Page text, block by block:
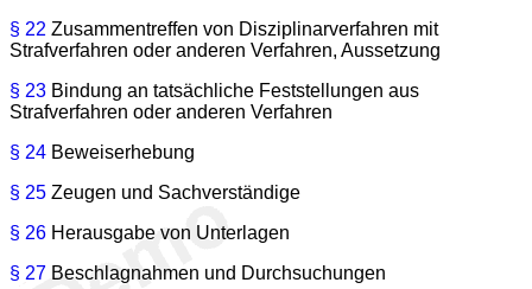
§ 22 Zusammentreffen von Disziplinarverfahren mit
Strafverfahren oder anderen Verfahren, Aussetzung
§ 23 Bindung an tatsächliche Feststellungen aus
Strafverfahren oder anderen Verfahren
§ 24 Beweiserhebung
§ 25 Zeugen und Sachverständige
§ 26 Herausgabe von Unterlagen
§ 27 Beschlagnahmen und Durchsuchungen